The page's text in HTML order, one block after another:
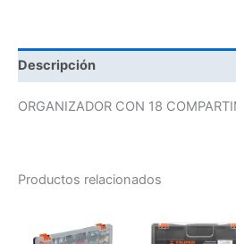
Descripción
ORGANIZADOR CON 18
Productos relacionados